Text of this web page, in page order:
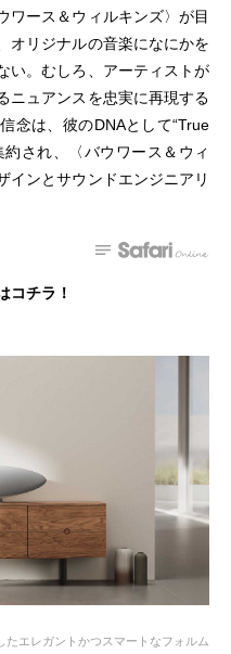
ワース＆ウィルキンズ〉が目
オリジナルの音楽になにかを
い。むしろ、アーティストが
ニュアンスを忠実に再現する
念は、彼のDNAとして“True
され、〈バウワース＆ウィ
インとサウンドエンジニアリ
コチラ！
エレガントかつスマートなフォルム